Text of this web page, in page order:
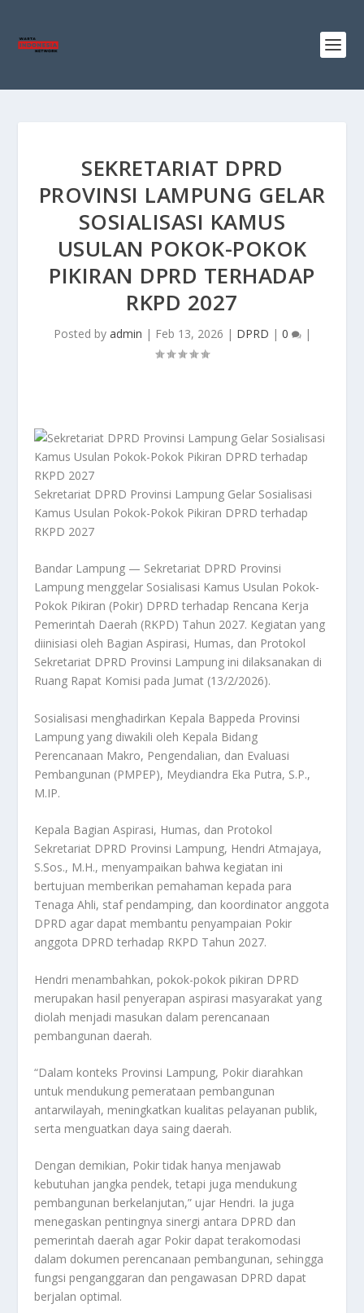
SEKRETARIAT DPRD
PROVINSI LAMPUNG GELAR
SOSIALISASI KAMUS
USULAN POKOK-POKOK
PIKIRAN DPRD TERHADAP
RKPD 2027
Posted by admin | Feb 13, 2026 | DPRD | 0 |
Sekretariat DPRD Provinsi Lampung Gelar Sosialisasi
Kamus Usulan Pokok-Pokok Pikiran DPRD terhadap
RKPD 2027
Bandar Lampung — Sekretariat DPRD Provinsi
Lampung menggelar Sosialisasi Kamus Usulan Pokok-
Pokok Pikiran (Pokir) DPRD terhadap Rencana Kerja
Pemerintah Daerah (RKPD) Tahun 2027. Kegiatan yang
diinisiasi oleh Bagian Aspirasi, Humas, dan Protokol
Sekretariat DPRD Provinsi Lampung ini dilaksanakan di
Ruang Rapat Komisi pada Jumat (13/2/2026).
Sosialisasi menghadirkan Kepala Bappeda Provinsi
Lampung yang diwakili oleh Kepala Bidang
Perencanaan Makro, Pengendalian, dan Evaluasi
Pembangunan (PMPEP), Meydiandra Eka Putra, S.P.,
M.IP.
Kepala Bagian Aspirasi, Humas, dan Protokol
Sekretariat DPRD Provinsi Lampung, Hendri Atmajaya,
S.Sos., M.H., menyampaikan bahwa kegiatan ini
bertujuan memberikan pemahaman kepada para
Tenaga Ahli, staf pendamping, dan koordinator anggota
DPRD agar dapat membantu penyampaian Pokir
anggota DPRD terhadap RKPD Tahun 2027.
Hendri menambahkan, pokok-pokok pikiran DPRD
merupakan hasil penyerapan aspirasi masyarakat yang
diolah menjadi masukan dalam perencanaan
pembangunan daerah.
“Dalam konteks Provinsi Lampung, Pokir diarahkan
untuk mendukung pemerataan pembangunan
antarwilayah, meningkatkan kualitas pelayanan publik,
serta menguatkan daya saing daerah.
Dengan demikian, Pokir tidak hanya menjawab
kebutuhan jangka pendek, tetapi juga mendukung
pembangunan berkelanjutan,” ujar Hendri. Ia juga
menegaskan pentingnya sinergi antara DPRD dan
pemerintah daerah agar Pokir dapat terakomodasi
dalam dokumen perencanaan pembangunan, sehingga
fungsi penganggaran dan pengawasan DPRD dapat
berjalan optimal.